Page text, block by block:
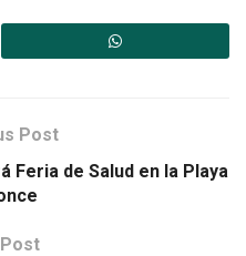
Post
Feria de Salud en la Playa